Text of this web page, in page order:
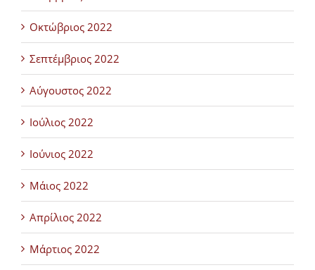
Οκτώβριος 2022
Σεπτέμβριος 2022
Αύγουστος 2022
Ιούλιος 2022
Ιούνιος 2022
Μάιος 2022
Απρίλιος 2022
Μάρτιος 2022